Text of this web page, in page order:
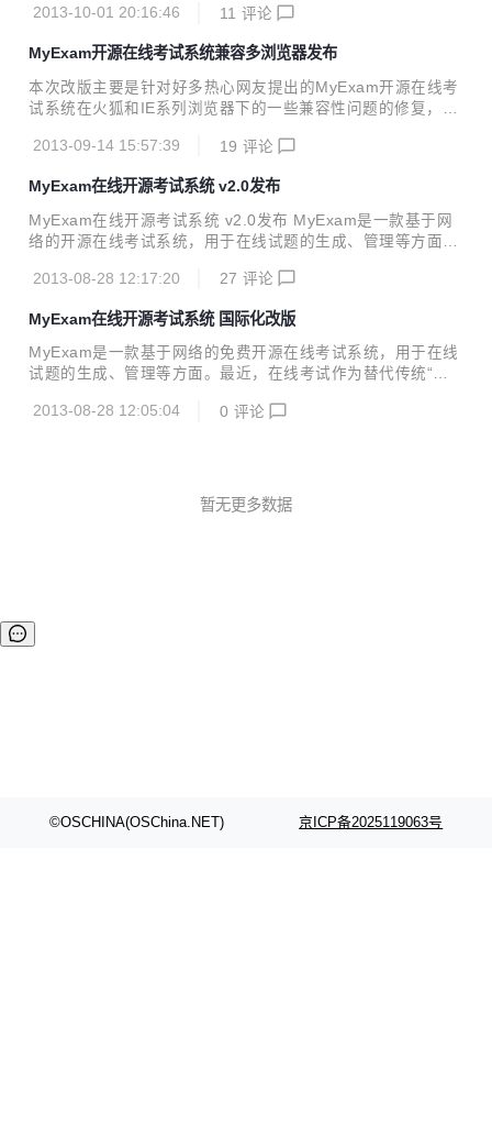
惯，所以这款由国人开发的适合国人使用习惯...
和转换问题，系统直接复制tomcat目录里即可运行 3.修改了
冲突的BUG 效果图如下： 下载地址：http://pan.baidu.com/
s/1rDkxS 演示demo：http://www.ricesoft.com/myexam My
Exam简介： 一款优秀的国产开源考试系统，开源的国产考试
2013-10-01 20:16:46 11 评论
MyExam开源在线考试系统兼容多浏览器发布
本次改版主要是针对好多热心网友提出的MyExam开源在线考
试系统在火狐和IE系列浏览器下的一些兼容性问题的修复，同
诚挚的谢意，MyExam是大家共同学习的资源，开源免费。 本
览器 2.增加缓存配置，对于频繁的数据库查询做了代码缓存以
及前台页面的页面缓存，以此来提高用户体验。 MyExam简
介：一款优秀的国产开源考试系统，开源的国产考试系统在国
用习惯，所以这款由国人开发的适合国人使用习惯的考试系统
2013-09-14 15:57:39 19 评论
MyExam在线开源考试系统 v2.0发布
MyExam在线开源考试系统 v2.0发布 MyExam是一款基于网
络的开源在线考试系统，用于在线试题的生成、管理等方面。
多学 校和企 业流行起来，这种方法能够大大简化整个考试流
中，不仅减少了人力，而且极大的提高了整个效率和考 试结果
的可信度。 本次版本更新主要是一些功能的大的改动和网友所
提的BUG修复 1.增加支持10国语言的动态国际化 2.试题和试
分配gantt图 6.考试日程的WdCalender图 7.增加自定义快...
2013-08-28 12:17:20 27 评论
MyExam在线开源考试系统 国际化改版
MyExam是一款基于网络的免费开源在线考试系统，用于在线
试题的生成、管理等方面。最近，在线考试作为替代传统“纸
法能够大大简化整个考试流程，将出题、考试、管理、阅卷等
语、法语、日本语、韩语、俄语、阿拉伯语在内的最常见的十
2013-08-28 12:05:04 0 评论
暂无更多数据
©OSCHINA(OSChina.NET) 京ICP备2025119063号